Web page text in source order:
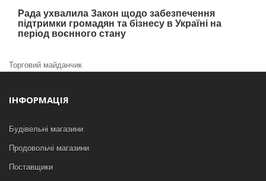
Рада ухвалила Закон щодо забезпечення
підтримки громадян та бізнесу в Україні на
період воєнного стану
Торговий майданчик
ІНФОРМАЦІЯ
Будівельні магазини
Продовольчі магазини
Поставщики